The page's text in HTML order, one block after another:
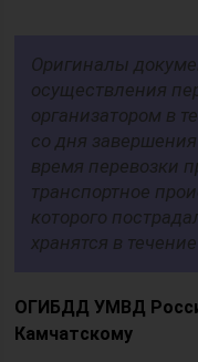
Оригиналы
осуществления
организатором в
со дня
время перевозки
транспортное
которого
хранятся в
ОГИБДД УМВД
Камчатскому